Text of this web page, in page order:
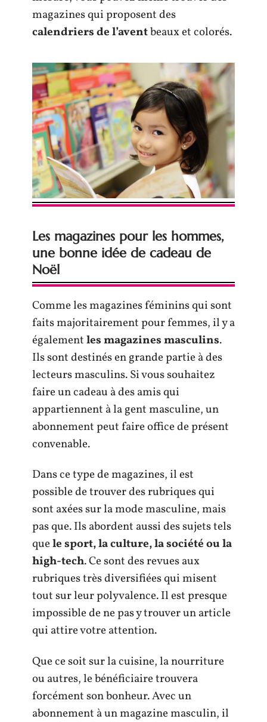
magazines qui proposent des
calendriers de l’aventbeaux et colorés.
Les magazines pour les hommes,
une bonne idée de cadeau de
Noël
Comme les magazines féminins qui sont
faits majoritairement pour femmes, il y a
égalementles magazines masculins.
Ils sont destinés en grande partie à des
lecteurs masculins. Si vous souhaitez
faire un cadeau à des amis qui
appartiennent à la gent masculine, un
abonnement peut faire office de présent
convenable.
Dans ce type de magazines, il est
possible de trouver des rubriques qui
sont axées sur la mode masculine, mais
pas que. Ils abordent aussi des sujets tels
quele sport, la culture, la société ou la
high-tech. Ce sont des revues aux
rubriques très diversifiées qui misent
tout sur leur polyvalence. Il est presque
impossible de ne pas y trouver un article
qui attire votre attention.
Que ce soit sur la cuisine, la nourriture
ou autres, le bénéficiaire trouvera
forcément son bonheur. Avec un
abonnement à un magazine masculin, il